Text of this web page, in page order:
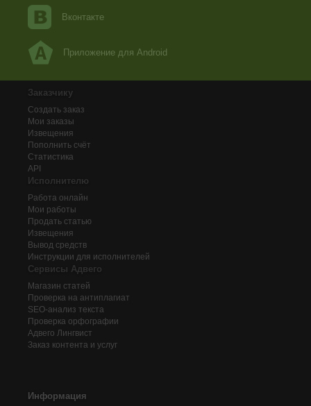
Вконтакте
Приложение для Android
Заказчику
Создать заказ
Мои заказы
Извещения
Пополнить счёт
Статистика
API
Исполнителю
Работа онлайн
Мои работы
Продать статью
Извещения
Вывод средств
Инструкции для исполнителей
Сервисы Адвего
Магазин статей
Проверка на антиплагиат
SEO-анализ текста
Проверка орфографии
Адвего Лингвист
Заказ контента и услуг
Информация